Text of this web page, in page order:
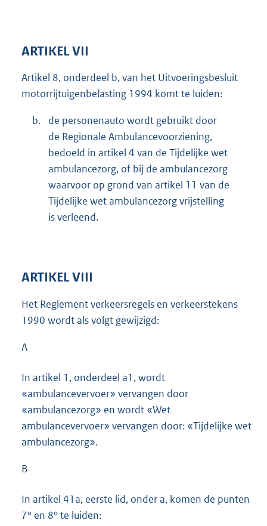
ARTIKEL VII
Artikel 8, onderdeel b, van het Uitvoeringsbesluit
motorrijtuigenbelasting 1994 komt te luiden:
b.
de personenauto wordt gebruikt door
de Regionale Ambulancevoorziening,
bedoeld in artikel 4 van de Tijdelijke wet
ambulancezorg, of bij de ambulancezorg
waarvoor op grond van artikel 11 van de
Tijdelijke wet ambulancezorg vrijstelling
is verleend.
ARTIKEL VIII
Het Reglement verkeersregels en verkeerstekens
1990 wordt als volgt gewijzigd:
A
In artikel 1, onderdeel a1, wordt
«ambulancevervoer» vervangen door
«ambulancezorg» en wordt «Wet
ambulancevervoer» vervangen door: «Tijdelijke wet
ambulancezorg».
B
In artikel 41a, eerste lid, onder a, komen de punten
7° en 8° te luiden: